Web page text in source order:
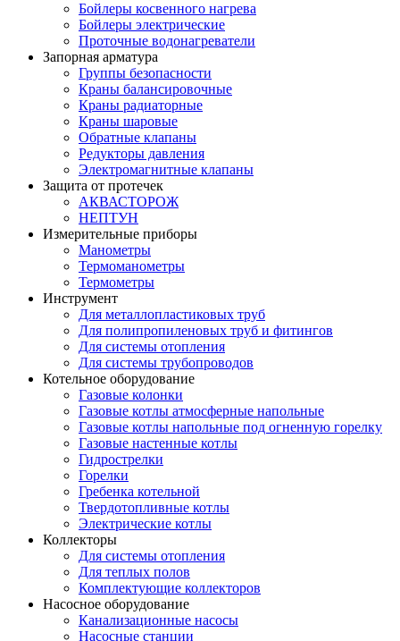
Бойлеры косвенного нагрева
Бойлеры электрические
Проточные водонагреватели
Запорная арматура
Группы безопасности
Краны балансировочные
Краны радиаторные
Краны шаровые
Обратные клапаны
Редукторы давления
Электромагнитные клапаны
Защита от протечек
АКВАСТОРОЖ
НЕПТУН
Измерительные приборы
Манометры
Термоманометры
Термометры
Инструмент
Для металлопластиковых труб
Для полипропиленовых труб и фитингов
Для системы отопления
Для системы трубопроводов
Котельное оборудование
Газовые колонки
Газовые котлы атмосферные напольные
Газовые котлы напольные под огненную горелку
Газовые настенные котлы
Гидрострелки
Горелки
Гребенка котельной
Твердотопливные котлы
Электрические котлы
Коллекторы
Для системы отопления
Для теплых полов
Комплектующие коллекторов
Насосное оборудование
Канализационные насосы
Насосные станции